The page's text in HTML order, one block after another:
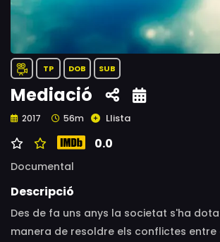
TP DOB SUB
Mediació
2017 56m Llista
0.0
Documental
Descripció
Des de fa uns anys la societat s'ha
manera de resoldre els conflictes entre